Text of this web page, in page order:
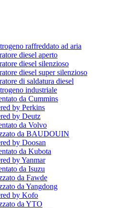
raffreddato ad aria
diesel aperto
diesel silenzioso
diesel super silenzioso
di saldatura diesel
industriale
da Cummins
by Perkins
by Deutz
da Volvo
da BAUDOUIN
by Doosan
da Kubota
by Yanmar
da Isuzu
da Fawde
da Yangdong
by Kofo
da YTO